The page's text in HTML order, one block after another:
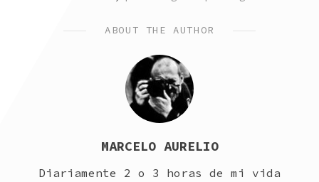
ABOUT THE AUTHOR
MARCELO AURELIO
Diariamente 2 o 3 horas de mi vida